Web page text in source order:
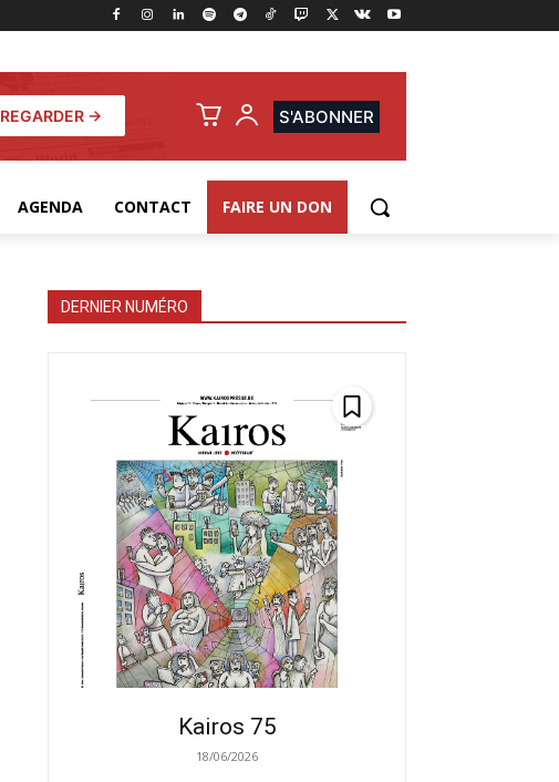
REGARDER → S'ABONNER
AGENDA CONTACT FAIRE UN DON
DERNIER NUMÉRO
Kairos 75
18/06/2026